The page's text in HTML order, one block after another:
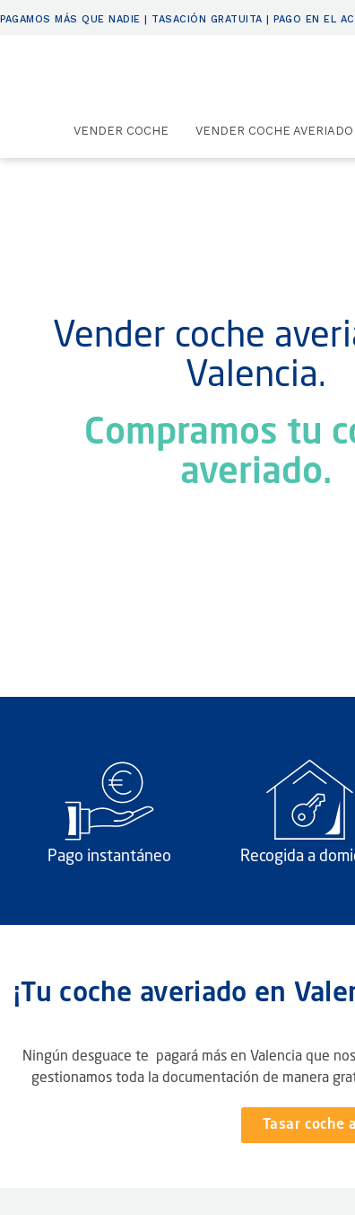
PAGAMOS MÁS QUE NADIE | TASACIÓN GRATUITA | PAGO EN EL
VENDER COCHE VENDER COCHE AVERIADO
Vender coche
Valencia.
Compramos tu
averiado.
Pago instantáneo Recogida a
¡Tu coche averiado en
Ningún desguace te pagará más en Valencia que
gestionamos toda la documentación de manera
Tasar coche